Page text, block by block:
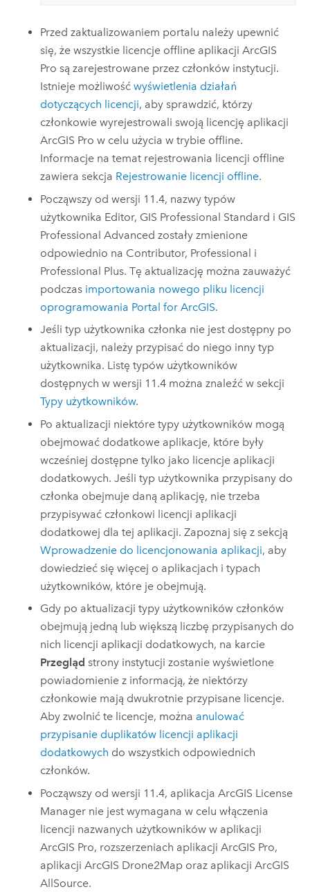
Przed zaktualizowaniem portalu należy upewnić
się, że wszystkie licencje offline aplikacjiArcGIS
Pro są zarejestrowane przez członków instytucji.
Istnieje możliwośćwyświetlenia działań
dotyczących licencji, aby sprawdzić, którzy
członkowie wyrejestrowali swoją licencję aplikacji
ArcGIS Pro w celu użycia w trybie offline.
Informacje na temat rejestrowania licencji offline
zawiera sekcja Rejestrowanie licencji offline.
Począwszy od wersji 11.4, nazwy typów
użytkownika Editor, GIS Professional Standard i GIS
Professional Advanced zostały zmienione
odpowiednio na Contributor, Professional i
Professional Plus. Tę aktualizację można zauważyć
podczas importowania nowego pliku licencji
oprogramowania Portal for ArcGIS.
Jeśli typ użytkownika członka nie jest dostępny po
aktualizacji, należy przypisać do niego inny typ
użytkownika. Listę typów użytkowników
dostępnych w wersji 11.4 można znaleźć w sekcji
Typy użytkowników.
Po aktualizacji niektóre typy użytkowników mogą
obejmować dodatkowe aplikacje, które były
wcześniej dostępne tylko jako licencje aplikacji
dodatkowych. Jeśli typ użytkownika przypisany do
członka obejmuje daną aplikację, nie trzeba
przypisywać członkowi licencji aplikacji
dodatkowej dla tej aplikacji. Zapoznaj się z sekcją
Wprowadzenie do licencjonowania aplikacji, aby
dowiedzieć się więcej o aplikacjach i typach
użytkowników, które je obejmują.
Gdy po aktualizacji typy użytkowników członków
obejmują jedną lub większą liczbę przypisanych do
nich licencji aplikacji dodatkowych, na karcie
Przegląd strony instytucji zostanie wyświetlone
powiadomienie z informacją, że niektórzy
członkowie mają dwukrotnie przypisane licencje.
Aby zwolnić te licencje, można anulować
przypisanie duplikatów licencji aplikacji
dodatkowych do wszystkich odpowiednich
członków.
Począwszy od wersji 11.4, aplikacjaArcGIS License
Manager nie jest wymagana w celu włączenia
licencji nazwanych użytkowników w aplikacji
ArcGIS Pro, rozszerzeniach aplikacjiArcGIS Pro,
aplikacjiArcGIS Drone2Map oraz aplikacjiArcGIS
AllSource.